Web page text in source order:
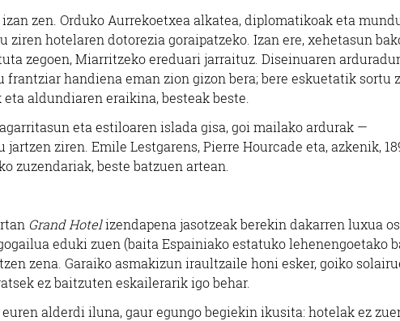
zen. Orduko Aurrekoetxea alkatea, diplomatikoak eta
hotelaren dotorezia goraipatzeko. Izan ere, xehetasun
zegoen, Miarritzeko ereduari jarraituz. Diseinuaren
handiena eman zion gizon bera; bere eskuetatik sortu
aldundiaren eraikina, besteak beste.
eta estiloaren islada gisa, goi mailako ardurak —
ziren. Emile Lestgarens, Pierre Hourcade eta, azkenik,
zuzendariak, beste batzuen artean.
Grand Hotelizendapena jasotzeak berekin dakarren luxua
eduki zuen (baita Espainiako estatuko lehenengoetako
zena. Garaiko asmakizun iraultzaile honi esker, goiko
ez baitzuten eskailerarik igo behar.
alderdi iluna, gaur egungo begiekin ikusita: hotelak ez